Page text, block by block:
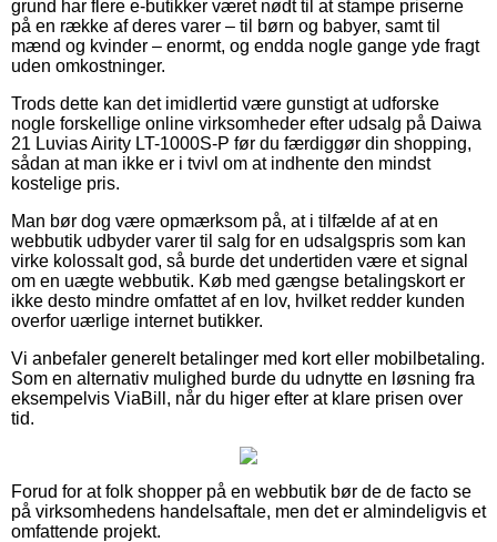
grund har flere e-butikker været nødt til at stampe priserne
på en række af deres varer – til børn og babyer, samt til
mænd og kvinder – enormt, og endda nogle gange yde fragt
uden omkostninger.
Trods dette kan det imidlertid være gunstigt at udforske
nogle forskellige online virksomheder efter udsalg på Daiwa
21 Luvias Airity LT-1000S-P før du færdiggør din shopping,
sådan at man ikke er i tvivl om at indhente den mindst
kostelige pris.
Man bør dog være opmærksom på, at i tilfælde af at en
webbutik udbyder varer til salg for en udsalgspris som kan
virke kolossalt god, så burde det undertiden være et signal
om en uægte webbutik. Køb med gængse betalingskort er
ikke desto mindre omfattet af en lov, hvilket redder kunden
overfor uærlige internet butikker.
Vi anbefaler generelt betalinger med kort eller mobilbetaling.
Som en alternativ mulighed burde du udnytte en løsning fra
eksempelvis ViaBill, når du higer efter at klare prisen over
tid.
Forud for at folk shopper på en webbutik bør de de facto se
på virksomhedens handelsaftale, men det er almindeligvis et
omfattende projekt.